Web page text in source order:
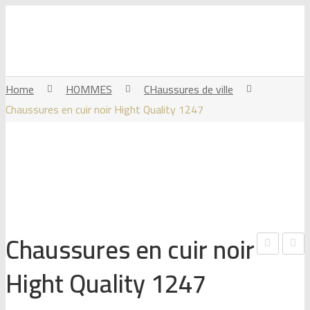
Home HOMMES
CHaussures de ville
Chaussures en cuir noir Hight Quality 1247
Chaussures en cuir noir
Hight Quality 1247